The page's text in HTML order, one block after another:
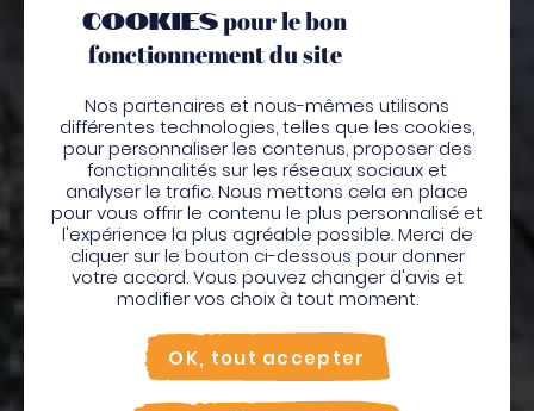
Transat
Café L'Or
Bienvenue en Martinique
Pour profiter de votre séjour et trouver des
activités en quelques clics, activez le mode “sur
place”.
Utiliser le mode surplace
cookiespour le bon
fonctionnement du site
Nos partenaires et nous-mêmes utilisons
différentes technologies, telles que les cookies,
pour personnaliser les contenus, proposer des
fonctionnalités sur les réseaux sociaux et
analyser le trafic. Nous mettons cela en place
pour vous offrir le contenu le plus personnalisé et
l'expérience la plus agréable possible. Merci de
cliquer sur le bouton ci-dessous pour donner
votre accord. Vous pouvez changer d'avis et
modifier vos choix à tout moment.
OK, tout accepter